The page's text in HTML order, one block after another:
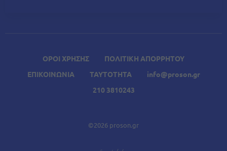
ΟΡΟΙ ΧΡΗΣΗΣ
ΠΟΛΙΤΙΚΗ ΑΠΟΡΡΗΤΟΥ
ΕΠΙΚΟΙΝΩΝΙΑ
ΤΑΥΤΟΤΗΤΑ
info@proson.gr
210 3810243
©2026 proson.gr